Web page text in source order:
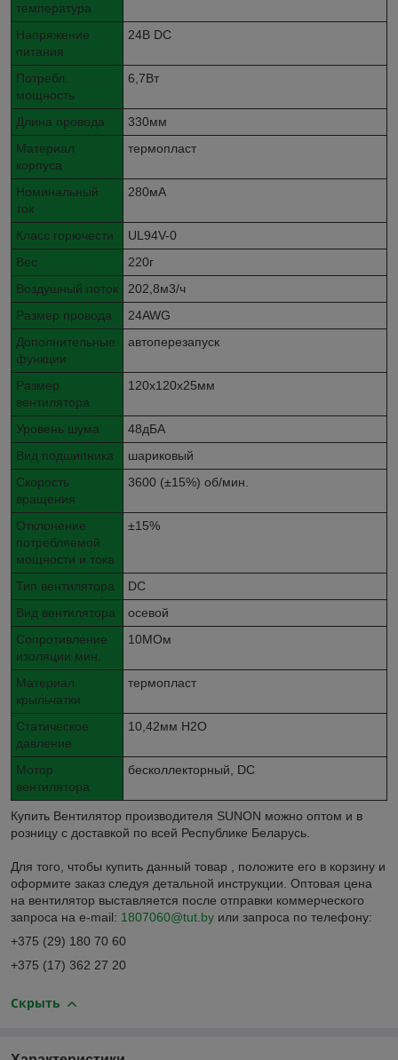
температура
Напряжение
питания
24В DC
Потребл.
мощность
6,7Вт
Длина провода
330мм
Материал
корпуса
термопласт
Номинальный
ток
280мА
Класс горючести
UL94V-0
Вес
220г
Воздушный поток
202,8м3/ч
Размер провода
24AWG
Дополнительные
функции
автоперезапуск
Размер
вентилятора
120x120x25мм
Уровень шума
48дБА
Вид подшипника
шариковый
Скорость
вращения
3600 (±15%) об/мин.
Отклонение
потребляемой
мощности и тока
±15%
Тип вентилятора
DC
Вид вентилятора
осевой
Сопротивление
изоляции мин.
10МОм
Материал
крыльчатки
термопласт
Статическое
давление
10,42мм H2O
Мотор
вентилятора
бесколлекторный, DC
Купить Вентилятор производителя SUNON можно оптом и в
розницу с доставкой по всей Республике Беларусь.
Для того, чтобы купить данный товар , положите его в корзину и
оформите заказ следуя детальной инструкции. Оптовая цена
на вентилятор выставляется после отправки коммерческого
запроса на e-mail: 1807060@tut.by или запроса по телефону:
+375 (29) 180 70 60
+375 (17) 362 27 20
Скрыть